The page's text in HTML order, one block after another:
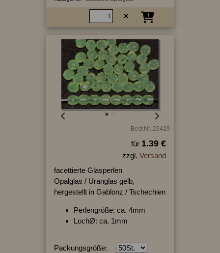
Best.Nr.:26429
für 1.39 €
zzgl. Versand
facettierte Glasperlen
Opalglas / Uranglas gelb,
hergestellt in Gablonz / Tschechien
Perlengröße: ca. 4mm
LochØ: ca. 1mm
Packungsgröße: